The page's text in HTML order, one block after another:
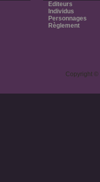
Editeurs
Individus
Personnages
Règlement
Copyright ©